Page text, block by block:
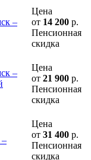
–
Цена
от 14 200 р.
Пенсионная
скидка
–
Цена
от 21 900 р.
Пенсионная
скидка
–
Цена
от 31 400 р.
Пенсионная
скидка